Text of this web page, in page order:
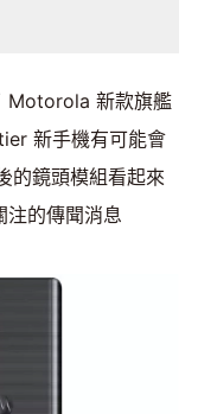
Motorola 新款旗艦
新手機有可能會
的鏡頭模組看起來
注的傳聞消息